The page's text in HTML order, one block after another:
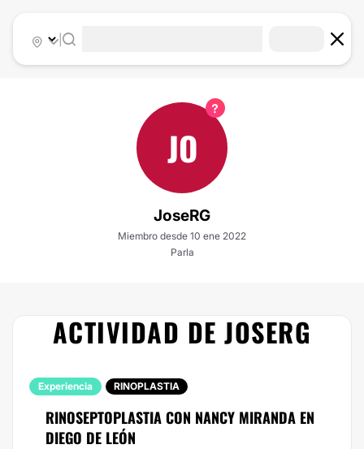
|
JO
JoseRG
Miembro desde 10 ene 2022
Parla
ACTIVIDAD DE JOSERG
Experiencia RINOPLASTIA
RINOSEPTOPLASTIA CON NANCY MIRANDA EN
DIEGO DE LEÓN